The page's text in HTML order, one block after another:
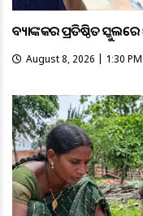
ବ୍ୟାଙ୍କକର ପ୍ରତିଷ୍ଠିତ
August 8, 2026 | 1:30 PM